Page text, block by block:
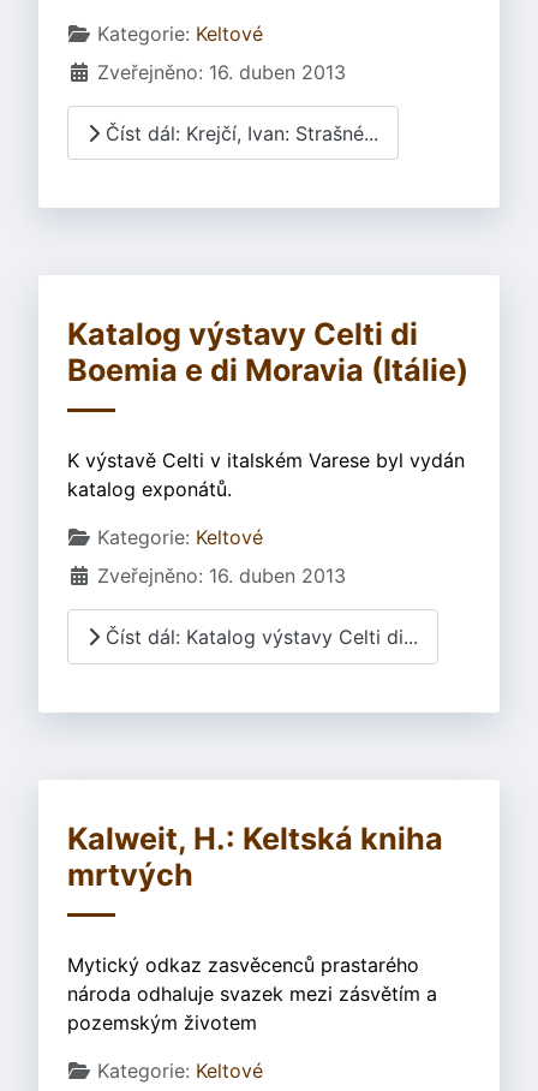
Základní údaje
Kategorie: Keltové
Zveřejněno: 16. duben 2013
Číst dál: Krejčí, Ivan: Strašné...
Katalog výstavy Celti di
Boemia e di Moravia (Itálie)
K výstavě Celti v italském Varese byl vydán
katalog exponátů.
Základní údaje
Kategorie: Keltové
Zveřejněno: 16. duben 2013
Číst dál: Katalog výstavy Celti di...
Kalweit, H.: Keltská kniha
mrtvých
Mytický odkaz zasvěcenců prastarého
národa odhaluje svazek mezi zásvětím a
pozemským životem
Základní údaje
Kategorie: Keltové